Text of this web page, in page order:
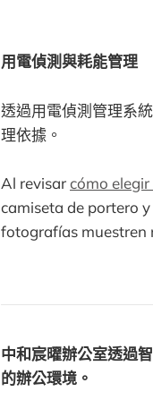
用電偵測與耗能管理
透過用電偵測管理系
理依據。
Al revisarcómo
camiseta de portero
fotografías muestren
中和宸曜辦公室透過
的辦公環境。